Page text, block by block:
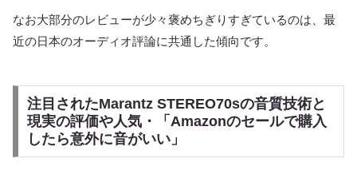
なお大部分のレビューが少々褒めちぎりすぎているのは、最
近の日本のオーディオ評論に共通した傾向です。
注目されたMarantz STEREO70sの音質技術と
現実の評価や人気・「Amazonのセールで購入
したら意外に音がいい」